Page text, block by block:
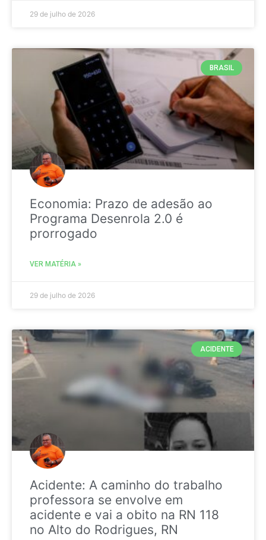
29 de julho de 2026
BRASIL
Economia: Prazo de adesão ao
Programa Desenrola 2.0 é
prorrogado
VER MATÉRIA »
29 de julho de 2026
ACIDENTE
Acidente: A caminho do trabalho
professora se envolve em
acidente e vai a obito na RN 118
no Alto do Rodrigues, RN